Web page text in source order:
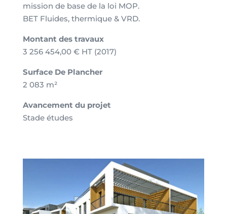
mission de base de la loi MOP.
BET Fluides, thermique & VRD.
Montant des travaux
3 256 454,00 € HT (2017)
Surface De Plancher
2 083 m²
Avancement du projet
Stade études